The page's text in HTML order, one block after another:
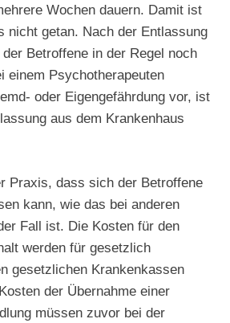
Wochen dauern. Damit ist
nicht getan. Nach der Entlassung
Betroffene in der Regel noch
einem Psychotherapeuten
oder Eigengefährdung vor, ist
aus dem Krankenhaus
Praxis, dass sich der Betroffene
kann, wie das bei anderen
Fall ist. Die Kosten für den
werden für gesetzlich
gesetzlichen Krankenkassen
der Übernahme einer
müssen zuvor bei der